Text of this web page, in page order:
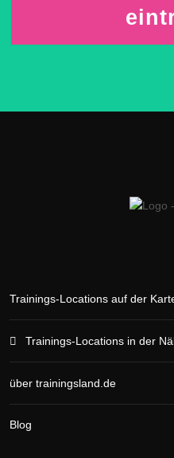
Trainings-Locations auf der
Trainings-Locations in der
über trainingsland.de
Blog